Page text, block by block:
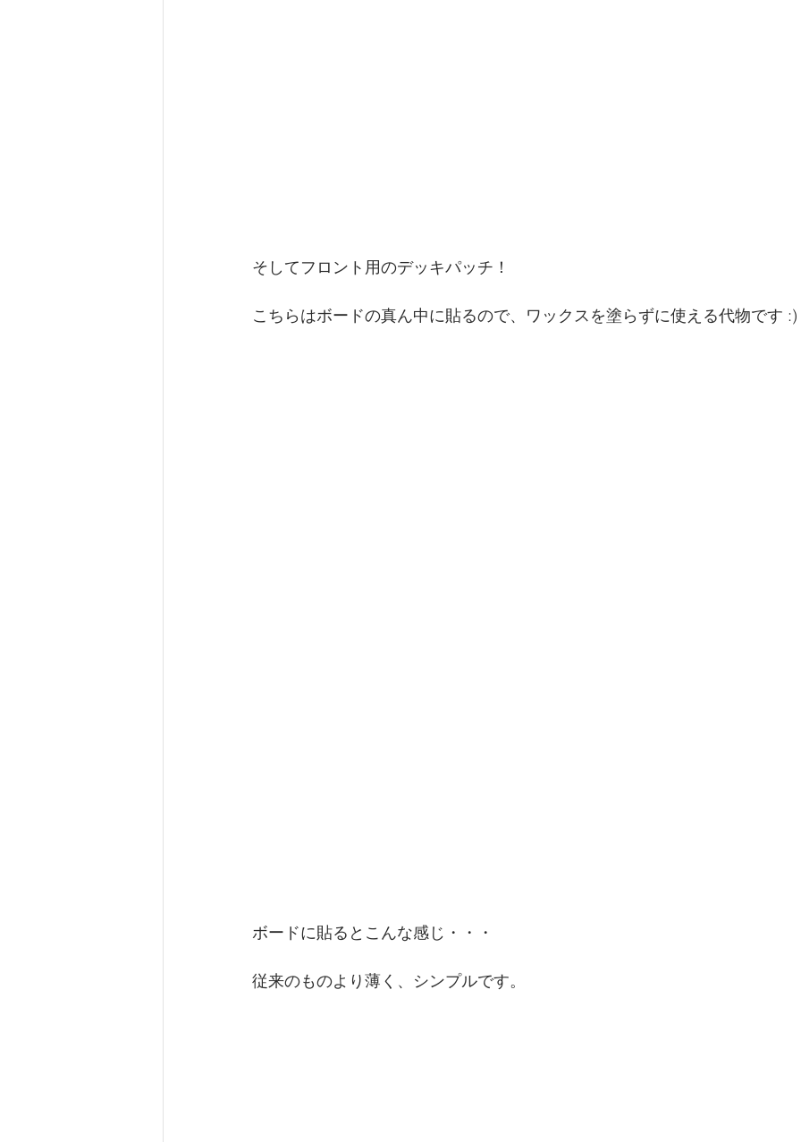
そしてフロント用のデッキパッチ！
こちらはボードの真ん中に貼るので、ワックスを塗らずに使える代物です :)
ボードに貼るとこんな感じ・・・
従来のものより薄く、シンプルです。